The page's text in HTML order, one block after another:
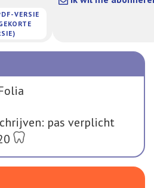
VERSIE
pas verplicht